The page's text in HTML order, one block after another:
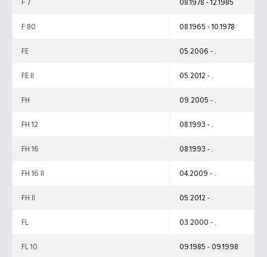
F 7 08.1978 - 12.1985
F 80 08.1965 - 10.1978
FE 05.2006 - .
FE II 05.2012 - .
FH 09.2005 - .
FH 12 08.1993 - .
FH 16 08.1993 - .
FH 16 II 04.2009 - .
FH II 05.2012 - .
FL 03.2000 - .
FL 10 09.1985 - 09.1998